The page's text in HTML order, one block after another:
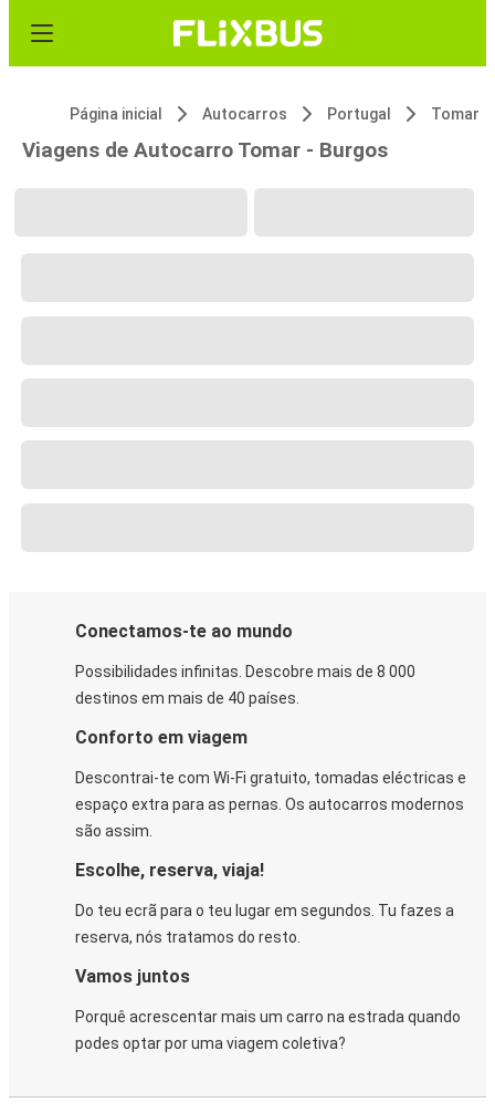
Página inicial Autocarros Portugal Tomar
Viagens de Autocarro Tomar - Burgos
Conectamos-te ao mundo
Possibilidades infinitas. Descobre mais de 8 000
destinos em mais de 40 países.
Conforto em viagem
Descontrai-te com Wi-Fi gratuito, tomadas eléctricas e
espaço extra para as pernas. Os autocarros modernos
são assim.
Escolhe, reserva, viaja!
Do teu ecrã para o teu lugar em segundos. Tu fazes a
reserva, nós tratamos do resto.
Vamos juntos
Porquê acrescentar mais um carro na estrada quando
podes optar por uma viagem coletiva?